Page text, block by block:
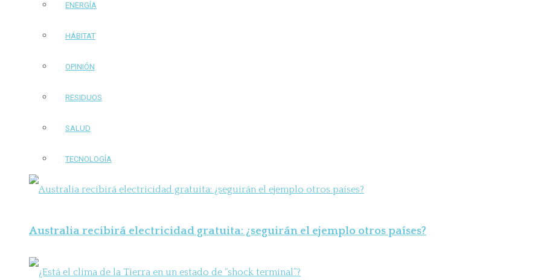
ENERGÍA
HÁBITAT
OPINIÓN
RESIDUOS
SALUD
TECNOLOGÍA
Australia recibirá electricidad gratuita: ¿seguirán el ejemplo otros países?